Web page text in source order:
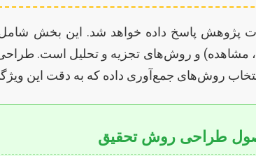
پاسخ داده خواهد شد. این بخش شامل
مشاهده) و روش‌های تجزیه و تحلیل است. طراحی
روش‌های جمع‌آوری داده که به دقت این
طراحی روش تحقیق